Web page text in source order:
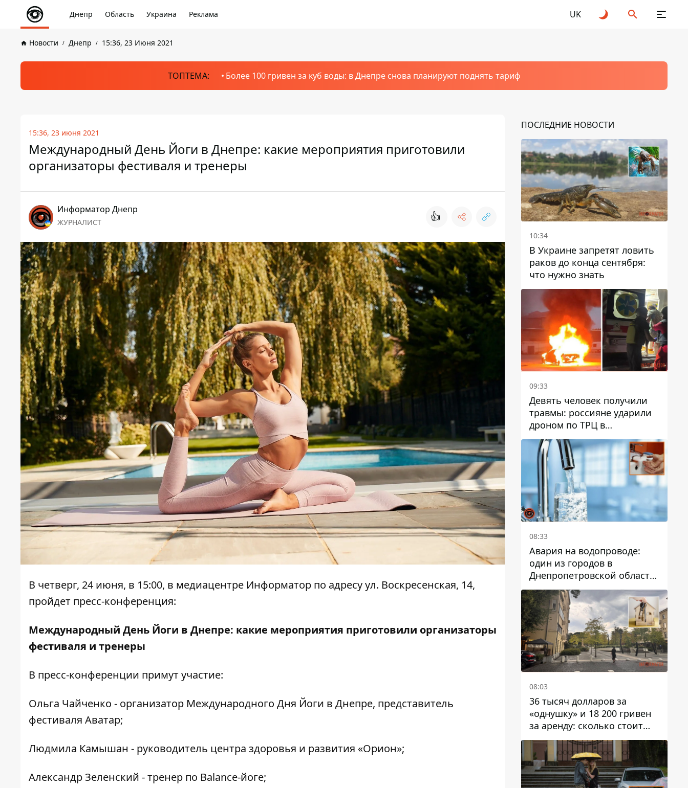
Днепр Область Украина Реклама UK
Новости Днепр 15:36, 23 Июня 2021
ТОПТЕМА: Более 100 гривен за куб воды: в Днепре снова планируют поднять тариф
15:36, 23 июня 2021
Международный День Йоги в Днепре: какие мероприятия приготовили
организаторы фестиваля и тренеры
Информатор Днепр
ЖУРНАЛИСТ 👍
В четверг, 24 июня, в 15:00, в медиацентре Информатор по адресу ул. Воскресенская, 14,
пройдет пресс-конференция:
Международный День Йоги в Днепре: какие мероприятия приготовили организаторы
фестиваля и тренеры
В пресс-конференции примут участие:
Ольга Чайченко - организатор Международного Дня Йоги в Днепре, представитель
фестиваля Аватар;
Людмила Камышан - руководитель центра здоровья и развития «Орион»;
Александр Зеленский - тренер по Balance-йоге;
ПОСЛЕДНИЕ НОВОСТИ
10:34
В Украине запретят ловить
раков до конца сентября:
что нужно знать
09:33
Девять человек получили
травмы: россияне ударили
дроном по ТРЦ в
Павлограде, будет ли
работать заведение в
дальнейшем
08:33
Авария на водопроводе:
один из городов в
Днепропетровской области
остался без воды
08:03
36 тысяч долларов за
«однушку» и 18 200 гривен
за аренду: сколько стоит
жилье в Днепропетровской
области